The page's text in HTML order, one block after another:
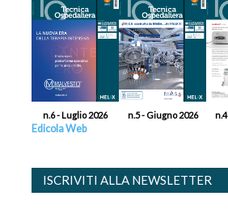
n.6 - Luglio 2026 n.5 - Giugno 2026
Edicola Web
ISCRIVITI ALLA NEWSLETTER